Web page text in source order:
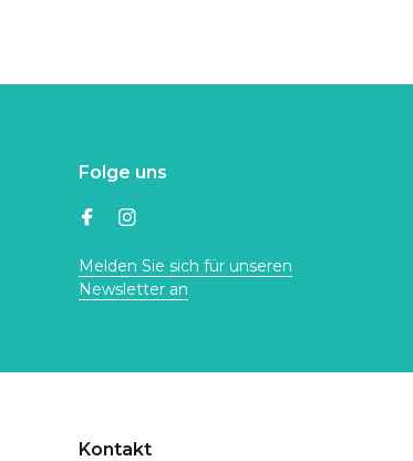
Folge uns
Melden Sie sich für unseren
Newsletter an
Kontakt